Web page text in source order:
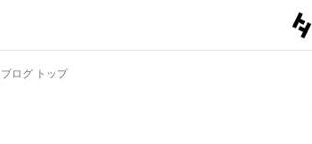
ログ トップ